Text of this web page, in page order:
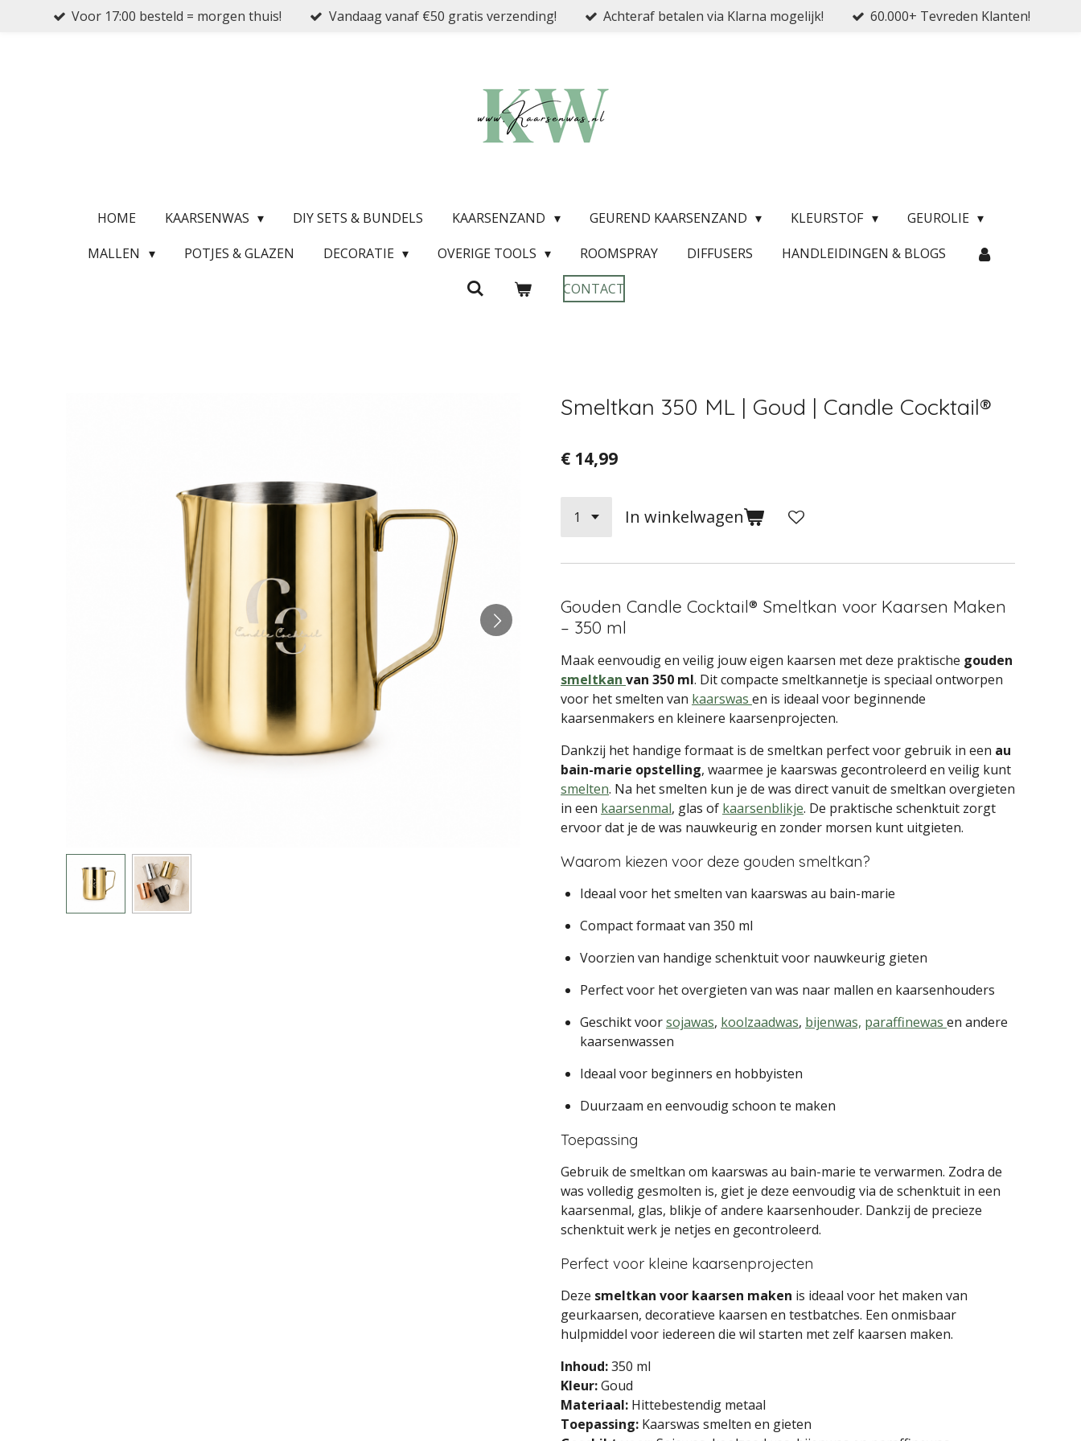
Voor 17:00 besteld = morgen thuis! Vandaag vanaf €50 gratis verzending! Achteraf betalen via Klarna mogelijk! 60.000+ Tevreden Klanten!
HOME KAARSENWAS DIY SETS & BUNDELS KAARSENZAND GEUREND KAARSENZAND KLEURSTOF
GEUROLIE
MALLEN
POTJES & GLAZEN DECORATIE OVERIGE TOOLS ROOMSPRAY DIFFUSERS
HANDLEIDINGEN & BLOGS
CONTACT
Smeltkan 350 ML | Goud | Candle Cocktail®
€ 14,99
In winkelwagen
Gouden Candle Cocktail® Smeltkan voor Kaarsen Maken
– 350 ml
Maak eenvoudig en veilig jouw eigen kaarsen met deze praktische gouden
smeltkan van 350 ml. Dit compacte smeltkannetje is speciaal ontworpen
voor het smelten van kaarswas en is ideaal voor beginnende
kaarsenmakers en kleinere kaarsenprojecten.
Dankzij het handige formaat is de smeltkan perfect voor gebruik in een au
bain-marie opstelling, waarmee je kaarswas gecontroleerd en veilig kunt
smelten. Na het smelten kun je de was direct vanuit de smeltkan overgieten
in een kaarsenmal, glas of kaarsenblikje. De praktische schenktuit zorgt
ervoor dat je de was nauwkeurig en zonder morsen kunt uitgieten.
Waarom kiezen voor deze gouden smeltkan?
Ideaal voor het smelten van kaarswas au bain-marie
Compact formaat van 350 ml
Voorzien van handige schenktuit voor nauwkeurig gieten
Perfect voor het overgieten van was naar mallen en kaarsenhouders
Geschikt voorsojawas, koolzaadwas, bijenwas, paraffinewas en andere
kaarsenwassen
Ideaal voor beginners en hobbyisten
Duurzaam en eenvoudig schoon te maken
Toepassing
Gebruik de smeltkan om kaarswas au bain-marie te verwarmen. Zodra de
was volledig gesmolten is, giet je deze eenvoudig via de schenktuit in een
kaarsenmal, glas, blikje of andere kaarsenhouder. Dankzij de precieze
schenktuit werk je netjes en gecontroleerd.
Perfect voor kleine kaarsenprojecten
Deze smeltkan voor kaarsen maken is ideaal voor het maken van
geurkaarsen, decoratieve kaarsen en testbatches. Een onmisbaar
hulpmiddel voor iedereen die wil starten met zelf kaarsen maken.
Inhoud:350 ml
Kleur:Goud
Materiaal: Hittebestendig metaal
Toepassing: Kaarswas smelten en gieten